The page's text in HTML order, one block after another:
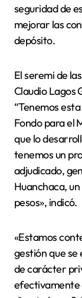
seguridad de
mejorar las
depósito.
El seremi de
Claudio Lagos
“Tenemos
Fondo para el
que lo
tenemos un
adjudicado,
Huanchaca,
pesos», indicó.
«Estamos
gestión que se
de carácter
efectivamente